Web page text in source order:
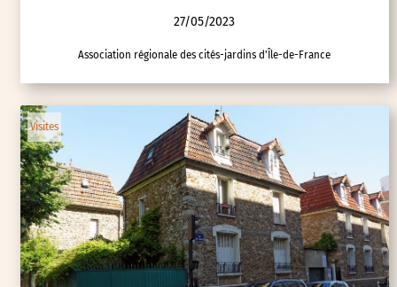
27/05/2023
Association régionale des cités-jardins d'Île-de-France
Visites